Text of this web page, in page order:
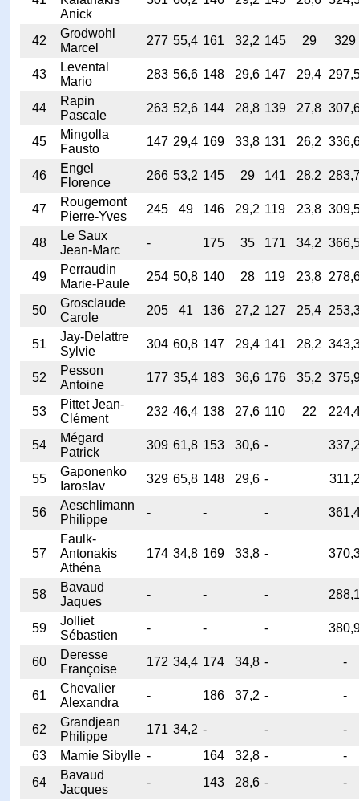
Anick
42
Grodwohl
Marcel
277 55,4 161 32,2 145 29 329
43
Levental
Mario
283 56,6 148 29,6 147 29,4
44
Rapin
Pascale
263 52,6 144 28,8 139 27,8
45
Mingolla
Fausto
147 29,4 169 33,8 131 26,2
46
Engel
Florence
266 53,2 145 29 141 28,2
47
Rougemont
Pierre-Yves
245 49 146 29,2 119 23,8
48
Le Saux
Jean-Marc
- 175 35 171 34,2
49
Perraudin
Marie-Paule
254 50,8 140 28 119 23,8
50
Grosclaude
Carole
205 41 136 27,2 127 25,4
51
Jay-Delattre
Sylvie
304 60,8 147 29,4 141 28,2
52
Pesson
Antoine
177 35,4 183 36,6 176 35,2
53
Pittet Jean-
Clément
232 46,4 138 27,6 110 22
54
Mégard
Patrick
309 61,8 153 30,6 -
55
Gaponenko
Iaroslav
329 65,8 148 29,6 -
56
Aeschlimann
Philippe
- - -
57
Faulk-
Antonakis
Athéna
174 34,8 169 33,8 -
58
Bavaud
Jaques
- - -
59
Jolliet
Sébastien
- - -
60
Deresse
Françoise
172 34,4 174 34,8 - -
61
Chevalier
Alexandra
- 186 37,2 - -
62
Grandjean
Philippe
171 34,2 - -
-
63
Mamie Sibylle - 164 32,8 -
-
64
Bavaud
Jacques
- 143 28,6 - -